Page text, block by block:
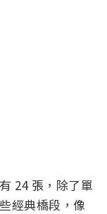
24 張，除了單
經典橋段，像